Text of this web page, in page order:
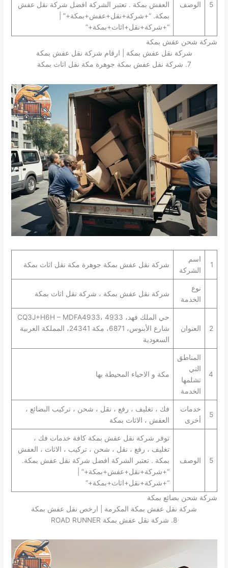
5 الوصف
العفش بمكة . تعتبر الشركة افضل شركة نقل عفش
بمكة. “+شركة+نقل+عفش+بمكة+” |
“+شركة+نقل+اثاث+بمكة+”
شركة شحن عفش بمكة
شركة نقل عفش بمكة | ارقام شركة نقل عفش بمكة
7. شركة نقل عفش بمكة جوهرة مكة نقل اثاث بمكة
1
اسم
الشركة
شركة نقل عفش بمكة جوهرة مكة نقل اثاث بمكة
نوع
الخدمة
شركة نقل عفش بمكة ، شركة نقل اثاث بمكة
2 العنوان
حي الملك فهد، CQ3J+H6H – MDFA4933، 4933
شارع الأبنوس، 6871، مكة 24341، المملكة العربية
السعودية
4
المناطق
التي
تشلمها
الخدمة
مكة و الاحياء المحيطة بها
5
خدمات
أخرى
فك ، تغليف ، رفع ، نقل ، شحن ، تركيب البضائع ،
العفش ، الاثاث بمكة
5 الوصف
توفر شركة نقل عفش بمكة كافة خدمات فك ،
تغليف ، رفع ، نقل ، شحن ، تركيب ، الاثاث ، العفش
بمكة . تعتبر الشركة افضل شركة نقل عفش بمكة.
“+شركة+نقل+عفش+بمكة+” |
“+شركة+نقل+اثاث+بمكة+”
شركة شحن بضائع بمكة
شركة نقل عفش بمكة المكرمة | ارخص نقل عفش بمكة
8. شركة نقل عفش بمكة ROAD RUNNER